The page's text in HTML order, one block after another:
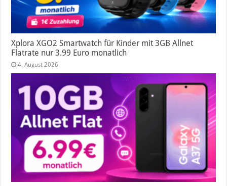
Xplora XGO2 Smartwatch für Kinder mit 3GB Allnet
Flatrate nur 3.99 Euro monatlich
4. August 2026